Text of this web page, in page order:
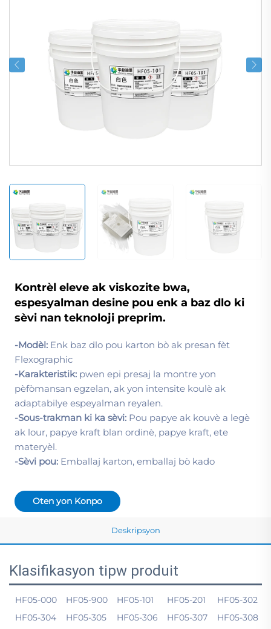
Kontrèl eleve ak viskozite bwa,
espesyalman desine pou enk a baz dlo ki
sèvi nan teknoloji preprim.
-Modèl: Enk baz dlo pou karton bò ak presan fèt
Flexographic
-Karakteristik: pwen epi presaj la montre yon
pèfòmansan egzelan, ak yon intensite koulè ak
adaptabilye espeyalman reyalen.
-Sous-trakman ki ka sèvi: Pou papye ak kouvè a legè
ak lour, papye kraft blan ordinè, papye kraft, ete
materyèl.
-Sèvi pou: Emballaj karton, emballaj bò kado
Oten yon Konpo
Deskripsyon
Klasifikasyon tipw produit
HF05-000 HF05-900 HF05-101 HF05-201
HF05-302
HF05-304
HF05-305 HF05-306 HF05-307
HF05-308